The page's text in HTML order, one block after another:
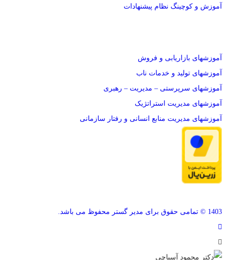
آموزش و کوچینگ نظام پیشنهادات
آموزشهای بازاریابی و فروش
آموزشهای تولید و خدمات ناب
آموزشهای سرپرستی – مدیریت – رهبری
آموزشهای مدیریت استراتژیک
آموزشهای مدیریت منابع انسانی و رفتار سازمانی
1403 © تمامی حقوق برای مدیر گستر محفوظ می باشد.